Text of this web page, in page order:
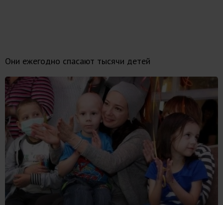
Они ежегодно спасают тысячи детей